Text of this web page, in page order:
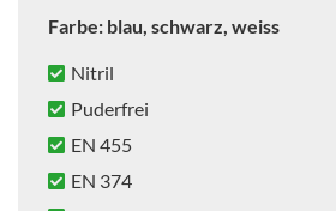
Farbe: blau, schwarz, weiss
Nitril
Puderfrei
EN 455
EN 374